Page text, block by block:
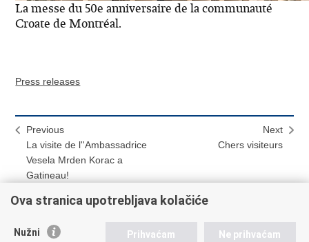
La messe du 50e anniversaire de la communauté
Croate de Montréal.
Press releases
Previous
La visite de l''Ambassadrice
Vesela Mrden Korac a
Gatineau!
Next
Chers visiteurs
Ova stranica upotrebljava kolačiće
Nužni Prihvaćam Ne prihvaćam